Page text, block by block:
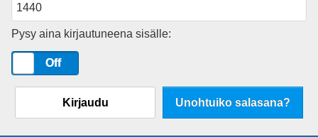
Pysy aina kirjautuneena sisälle:
Off
Kirjaudu Unohtuiko salasana?